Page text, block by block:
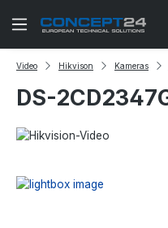
Zum Hauptinhalt springen
Video Hikvison Kameras
DS-